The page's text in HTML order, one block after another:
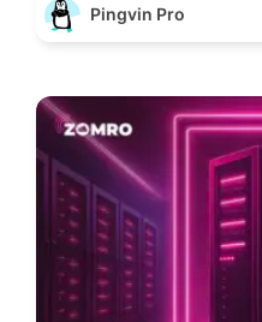
Pingvin Pro